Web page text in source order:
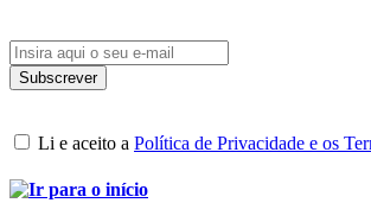
Li e aceito a Política de Privacidade e os